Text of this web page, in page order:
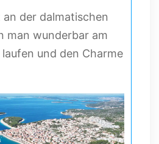
der dalmatischen
man wunderbar am
und den Charme